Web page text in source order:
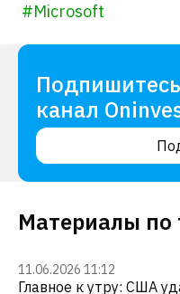
#Microsoft
канал
Материалы по
11.06.2026 11:12
Главное к утру: США